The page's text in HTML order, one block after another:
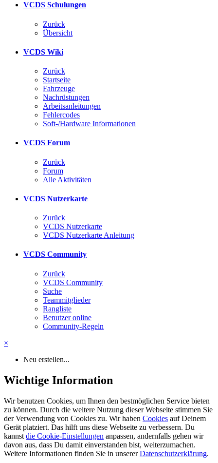
VCDS Schulungen
Zurück
Übersicht
VCDS Wiki
Zurück
Startseite
Fahrzeuge
Nachrüstungen
Arbeitsanleitungen
Fehlercodes
Soft-/Hardware Informationen
VCDS Forum
Zurück
Forum
Alle Aktivitäten
VCDS Nutzerkarte
Zurück
VCDS Nutzerkarte
VCDS Nutzerkarte Anleitung
VCDS Community
Zurück
VCDS Community
Suche
Teammitglieder
Rangliste
Benutzer online
Community-Regeln
×
Neu erstellen...
Wichtige Information
Wir benutzen Cookies, um Ihnen den bestmöglichen Service bieten
zu können. Durch die weitere Nutzung dieser Webseite stimmen Sie
der Verwendung von Cookies zu. Wir haben Cookies auf Deinem
Gerät platziert. Das hilft uns diese Webseite zu verbessern. Du
kannst die Cookie-Einstellungen anpassen, andernfalls gehen wir
davon aus, dass Du damit einverstanden bist, weiterzumachen.
Weitere Informationen finden Sie in unsererDatenschutzerklärung.